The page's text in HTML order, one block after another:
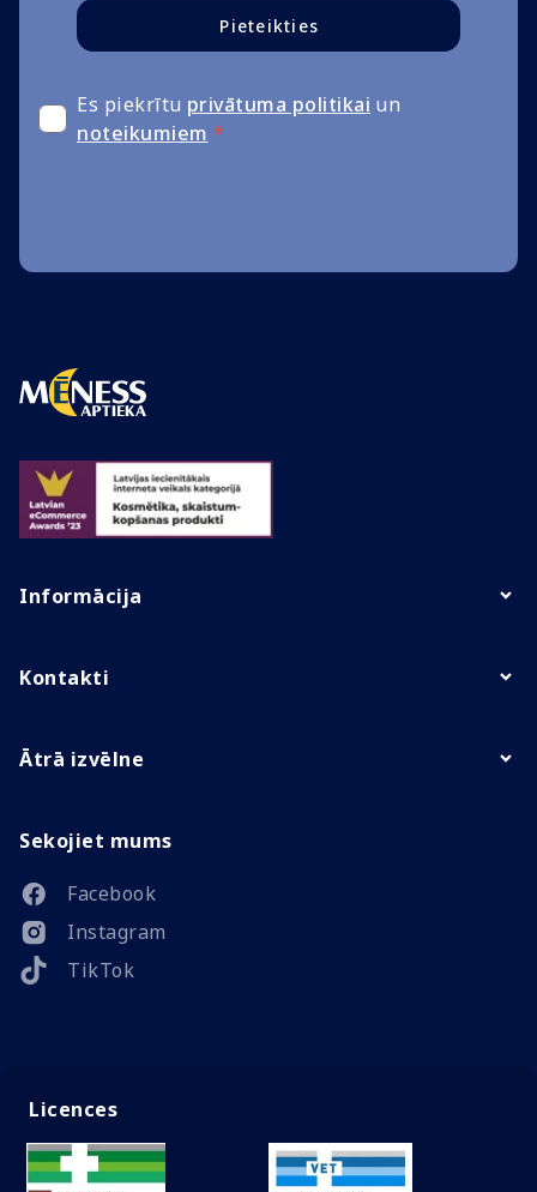
Pieteikties
Es piekrītu privātuma politikai un
noteikumiem *
Informācija
Kontakti
Ātrā izvēlne
Sekojiet mums
Facebook
Instagram
TikTok
Licences